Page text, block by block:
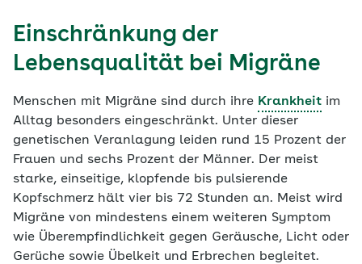
Einschränkung der
Lebensqualität bei Migräne
Menschen mit Migräne sind durch ihre Krankheit im
Alltag besonders eingeschränkt. Unter dieser
genetischen Veranlagung leiden rund 15 Prozent der
Frauen und sechs Prozent der Männer. Der meist
starke, einseitige, klopfende bis pulsierende
Kopfschmerz hält vier bis 72 Stunden an. Meist wird
Migräne von mindestens einem weiteren Symptom
wie Überempfindlichkeit gegen Geräusche, Licht oder
Gerüche sowie Übelkeit und Erbrechen begleitet.